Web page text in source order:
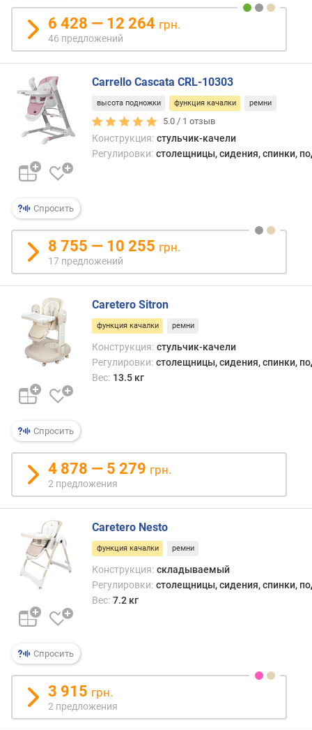
с
о
т
а
п
о
д
н
о
и
(
р
о
в
н
я
)
в
е
с
(
г
)
6 428 — 12 264 грн.
46 предложений
Спросить
Carrello Cascata CRL-10303
высота подножки функция качалки ремни
5.0 / 1 отзыв
Конструкция: стульчик-качели
Регулировки: столещницы, сидения, спинки,
8 755 — 10 255 грн.
17 предложений
Спросить
Caretero Sitron
функция качалки ремни
Конструкция: стульчик-качели
Регулировки: столещницы, сидения, спинки,
Вес: 13.5 кг
4 878 — 5 279 грн.
2 предложения
Спросить
Caretero Nesto
функция качалки ремни
Конструкция: складываемый
Регулировки: столещницы, сидения, спинки,
Вес: 7.2 кг
3 915 грн.
2 предложения